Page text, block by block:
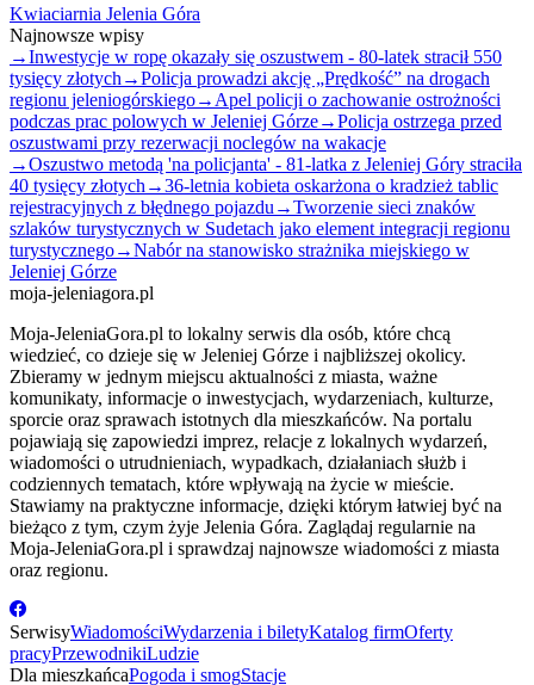
Kwiaciarnia Jelenia Góra
Najnowsze wpisy
→Inwestycje w ropę okazały się oszustwem - 80-latek stracił 550
tysięcy złotych →Policja prowadzi akcję „Prędkość” na drogach
regionu jeleniogórskiego→ Apel policji o zachowanie ostrożności
podczas prac polowych w Jeleniej Górze→Policja ostrzega przed
oszustwami przy rezerwacji noclegów na wakacje
→Oszustwo metodą 'na policjanta' - 81-latka z Jeleniej Góry straciła
40 tysięcy złotych →36-letnia kobieta oskarżona o kradzież tablic
rejestracyjnych z błędnego pojazdu →Tworzenie sieci znaków
szlaków turystycznych w Sudetach jako element integracji regionu
turystycznego→Nabór na stanowisko strażnika miejskiego w
Jeleniej Górze
moja-jeleniagora.pl
Moja-JeleniaGora.pl to lokalny serwis dla osób, które chcą
wiedzieć, co dzieje się w Jeleniej Górze i najbliższej okolicy.
Zbieramy w jednym miejscu aktualności z miasta, ważne
komunikaty, informacje o inwestycjach, wydarzeniach, kulturze,
sporcie oraz sprawach istotnych dla mieszkańców. Na portalu
pojawiają się zapowiedzi imprez, relacje z lokalnych wydarzeń,
wiadomości o utrudnieniach, wypadkach, działaniach służb i
codziennych tematach, które wpływają na życie w mieście.
Stawiamy na praktyczne informacje, dzięki którym łatwiej być na
bieżąco z tym, czym żyje Jelenia Góra. Zaglądaj regularnie na
Moja-JeleniaGora.pl i sprawdzaj najnowsze wiadomości z miasta
oraz regionu.
SerwisyWiadomościWydarzenia i biletyKatalog firmOferty
pracyPrzewodnikiLudzie
Dla mieszkańcaPogoda i smogStacje